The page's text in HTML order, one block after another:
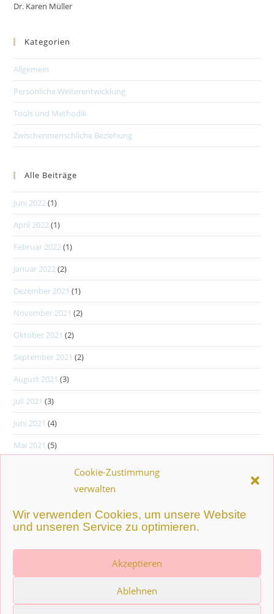
Cookie-Zustimmung
verwalten
Wir verwenden Cookies, um unsere Website
und unseren Service zu optimieren.
Akzeptieren
Ablehnen
Dr. Karen Müller
Kategorien
Allgemein
Persönliche Weiterentwicklung
Tools und Methodik
Zwischenmenschliche Beziehung
Alle Beiträge
Juni 2022(1)
April 2022(1)
Februar 2022(1)
Januar 2022(2)
Dezember 2021 (1)
November 2021 (2)
Oktober 2021 (2)
September 2021 (2)
August 2021 (3)
Juli 2021 (3)
Juni 2021 (4)
Mai 2021 (5)